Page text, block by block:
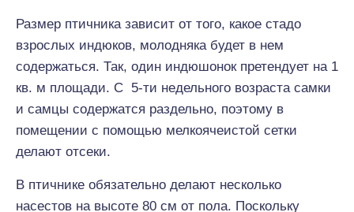
Размер птичника зависит от того, какое стадо
взрослых индюков, молодняка будет в нем
содержаться. Так, один индюшонок претендует на 1
кв. м площади. С 5-ти недельного возраста самки
и самцы содержатся раздельно, поэтому в
помещении с помощью мелкоячеистой сетки
делают отсеки.
В птичнике обязательно делают несколько
насестов на высоте 80 см от пола. Поскольку